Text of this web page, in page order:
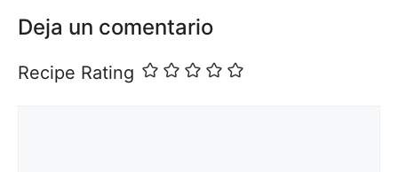
Deja un comentario
Recipe Rating